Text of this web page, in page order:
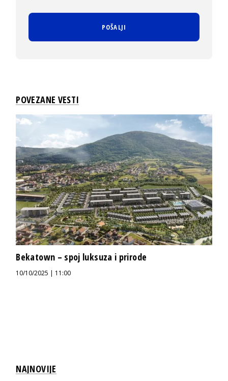
POVEZANE VESTI
Bekatown – spoj luksuza i prirode
10/10/2025 | 11:00
NAJNOVIJE